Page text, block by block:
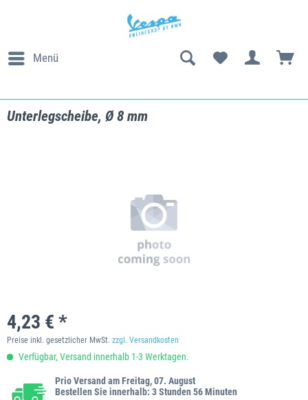
Menü
Unterlegscheibe, Ø 8 mm
4,23 € *
Preise inkl. gesetzlicher MwSt. zzgl. Versandkosten
Verfügbar, Versand innerhalb 1-3 Werktagen.
Prio Versand am Freitag, 07. August
Bestellen Sie innerhalb: 3 Stunden 56 Minuten